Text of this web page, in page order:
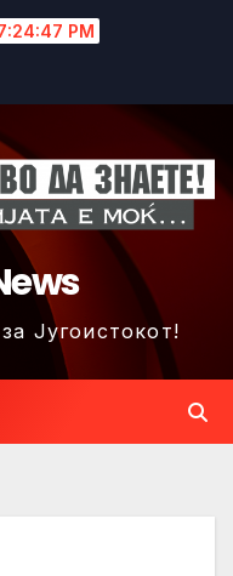
PM
Југоистокот!